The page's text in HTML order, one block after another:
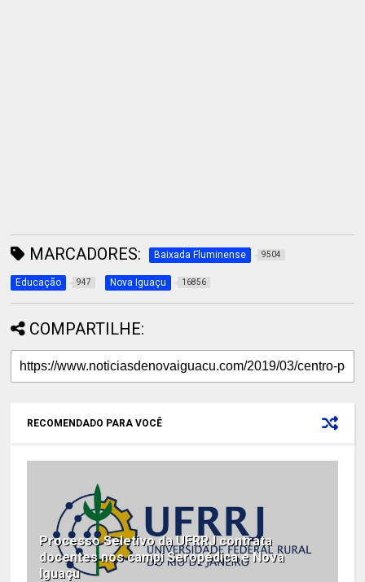
MARCADORES: Baixada Fluminense 9504
Educação 947 Nova Iguaçu 16856
COMPARTILHE:
RECOMENDADO PARA VOCÊ
Processo Seletivo da UFRRJ contrata
docentes nos campi Seropédica e Nova
Iguaçu